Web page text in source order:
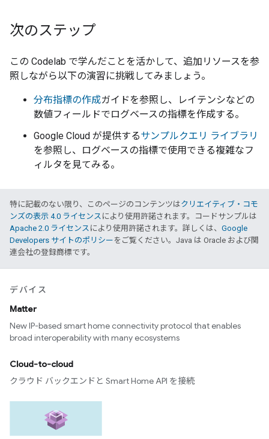
次のステップ
この Codelab で学んだことを活かして、追加リソースを参
照しながら以下の演習に挑戦してみましょう。
分布指標の作成ガイドを参照し、レイテンシなどの
数値フィールドでログベースの指標を作成する。
Google Cloud が提供するサンプルクエリ ライブラリ
を参照し、ログベースの指標で使用できる複雑なフ
ィルタを見てみる。
特に記載のない限り、このページのコンテンツはクリエイティブ・コモ
ンズの表示 4.0 ライセンス により使用許諾されます。コードサンプルは
Apache 2.0 ライセンス により使用許諾されます。詳しくは、 Google
Developers サイトのポリシー をご覧ください。Java は Oracle および関
連会社の登録商標です。
デバイス
Matter
New IP-based smart home connectivity protocol that enables
broad interoperability with many ecosystems
Cloud-to-cloud
クラウド バックエンドと Smart Home API を接続